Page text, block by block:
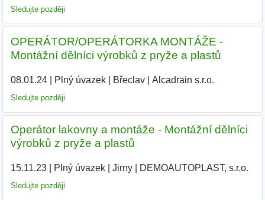
Sledujte později
OPERÁTOR/OPERÁTORKA MONTÁŽE -
Montážní dělníci výrobků z pryže a plastů
08.01.24| Plný úvazek| Břeclav| Alcadrain s.r.o.
Sledujte později
Operátor lakovny a montáže - Montážní dělníci
výrobků z pryže a plastů
15.11.23| Plný úvazek| Jirny| DEMOAUTOPLAST, s.r.o.
Sledujte později